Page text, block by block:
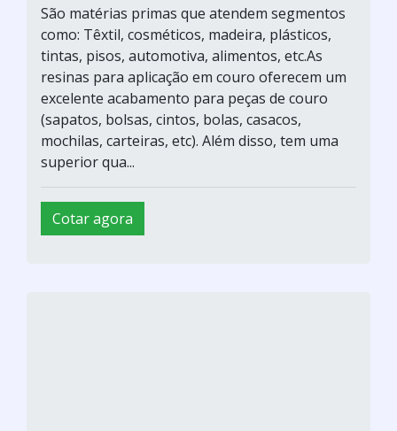
São matérias primas que atendem segmentos
como: Têxtil, cosméticos, madeira, plásticos,
tintas, pisos, automotiva, alimentos, etc.As
resinas para aplicação em couro oferecem um
excelente acabamento para peças de couro
(sapatos, bolsas, cintos, bolas, casacos,
mochilas, carteiras, etc). Além disso, tem uma
superior qua...
Cotar agora